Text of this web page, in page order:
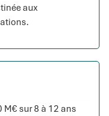
aux
sur 8 à 12 ans